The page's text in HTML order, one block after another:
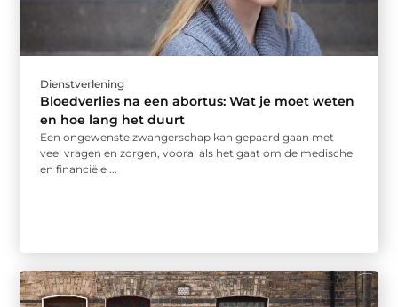
Dienstverlening
Bloedverlies na een abortus: Wat je moet weten
en hoe lang het duurt
Een ongewenste zwangerschap kan gepaard gaan met
veel vragen en zorgen, vooral als het gaat om de medische
en financiële ...